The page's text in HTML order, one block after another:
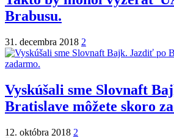
Brabusu.
31. decembra 2018 2
Vyskúšali sme Slovnaft
Bratislave môžete skoro
12. októbra 2018 2